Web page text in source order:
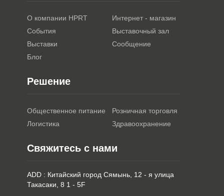
О компании HPRT
Интернет - магазин
События
Выставочный зал
Выставки
Сообщение
Блог
Решение
Общественное питание
Розничная торговля
Логистика
Здравоохранение
Свяжитесь с нами
ADD : Китайский город Сямынь, 12 - я улица
Такасаки, 8 1 - 5F